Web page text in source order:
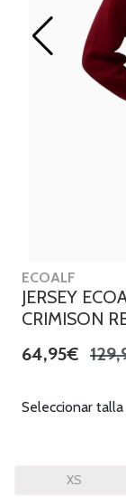
ECOALF
JERSEY
CRIMISON
64,95€
Seleccionar talla
XS